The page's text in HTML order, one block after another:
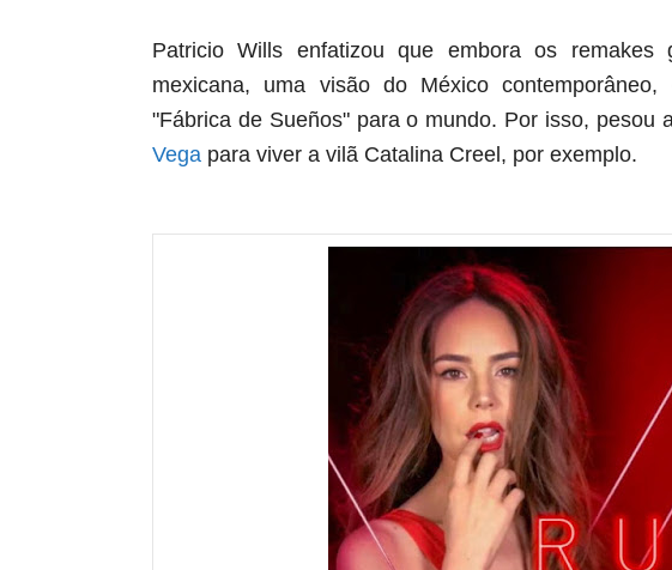
Patricio Wills enfatizou que embora os remakes
mexicana, uma visão do México
"Fábrica de Sueños" para o mundo. Por isso, pesou
Vega para viver a vilã Catalina Creel, por exemplo.